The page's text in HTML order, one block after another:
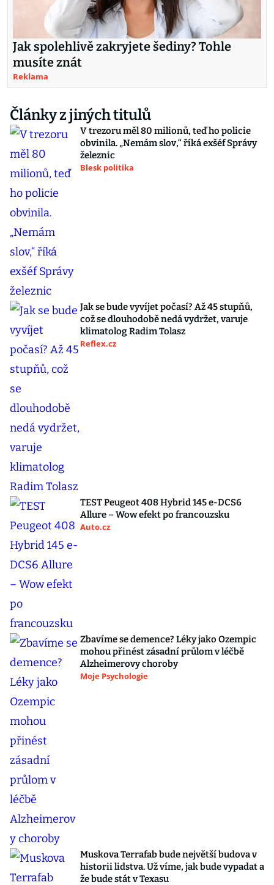
Jak spolehlivě zakryjete šediny? Tohle
musíte znát
Reklama
Články z jiných titulů
V trezoru měl 80 milionů, teď ho policie
obvinila. „Nemám slov,“ říká exšéf Správy
železnic
Blesk politika
Jak se bude vyvíjet počasí? Až 45 stupňů,
což se dlouhodobě nedá vydržet, varuje
klimatolog Radim Tolasz
Reflex.cz
TEST Peugeot 408 Hybrid 145 e-DCS6
Allure – Wow efekt po francouzsku
Auto.cz
Zbavíme se demence? Léky jako Ozempic
mohou přinést zásadní průlom v léčbě
Alzheimerovy choroby
Moje Psychologie
Muskova Terrafab bude největší budova v
historii lidstva. Už víme, jak bude vypadat a
že bude stát v Texasu